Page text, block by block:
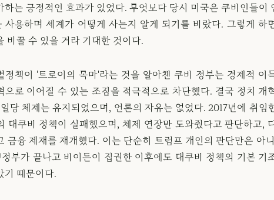
하는 긍정적인 효과가 있었다. 무엇보다 당시 미국은 쿠바인들이
사용하며 세계가 어떻게 사는지 알게 되기를 바랐다. 그렇게 하
바꿀 수 있을 거라 기대한 것이다.
정책이 '트로이의 목마'라는 것을 알아챈 쿠바 정부는 경제적 이
으로 이어질 수 있는 조짐을 적극적으로 차단했다. 결국 정치 개
당 체제는 유지되었으며, 언론의 자유는 없었다. 2017년에 취임
대쿠바 정책이 실패했으며, 체제 연장만 도와줬다고 판단하고,
금융 제재를 재개했다. 이는 단순히 트럼프 개인의 판단만은 아
정부가 끝나고 바이든이 집권한 이후에도 대쿠바 정책의 기본 기
기 때문이다.